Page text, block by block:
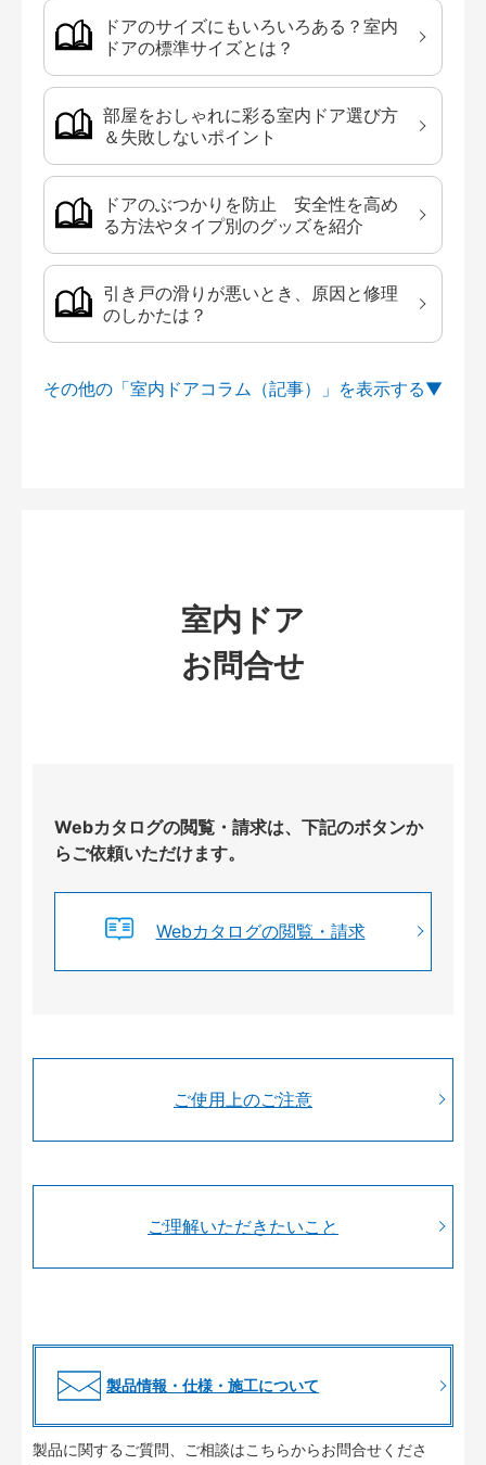
ドアのサイズにもいろいろある？室内
ドアの標準サイズとは？
部屋をおしゃれに彩る室内ドア選び方
＆失敗しないポイント
ドアのぶつかりを防止 安全性を高め
る方法やタイプ別のグッズを紹介
引き戸の滑りが悪いとき、原因と修理
のしかたは？
その他の「室内ドアコラム（記事）」を
室内ドア
お問合せ
Webカタログの閲覧・請求は、下記のボタンか
らご依頼いただけます。
Webカタログの閲覧・請求
ご使用上のご注意
ご理解いただきたいこと
製品情報・仕様・施工について
製品に関するご質問、ご相談はこちらからお問合せくださ